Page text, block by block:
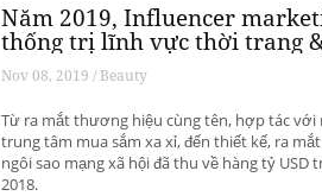
Năm 2019, Influencer
thống trị lĩnh vực thời trang
đẹp
Nov 08, 2019 / Beauty
Từ ra mắt thương hiệu cùng tên, hợp tác với
trung tâm mua sắm xa xỉ, đến thiết kế, ra
ngôi sao mạng xã hội đã thu về hàng tỷ USD
2018.